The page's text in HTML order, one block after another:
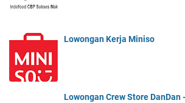
Lowongan Kerja Miniso
Lowongan Crew Store DanDan